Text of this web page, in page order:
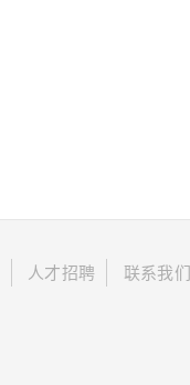
人才招聘 联系我们